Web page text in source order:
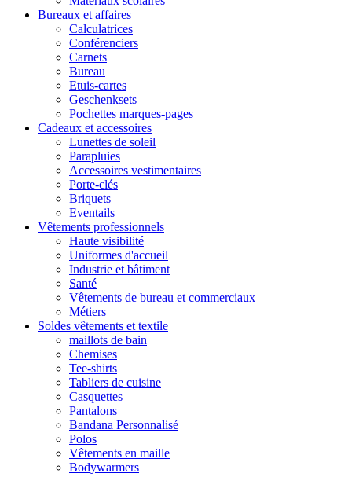
Bureaux et affaires
Calculatrices
Conférenciers
Carnets
Bureau
Etuis-cartes
Geschenksets
Pochettes marques-pages
Cadeaux et accessoires
Lunettes de soleil
Parapluies
Accessoires vestimentaires
Porte-clés
Briquets
Eventails
Vêtements professionnels
Haute visibilité
Uniformes d'accueil
Industrie et bâtiment
Santé
Vêtements de bureau et commerciaux
Métiers
Soldes vêtements et textile
maillots de bain
Chemises
Tee-shirts
Tabliers de cuisine
Casquettes
Pantalons
Bandana Personnalisé
Polos
Vêtements en maille
Bodywarmers